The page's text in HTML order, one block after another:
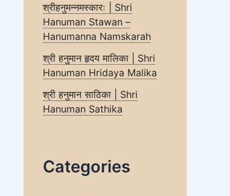
श्रीहनुमन्नमस्कारः | Shri
Hanuman Stawan –
Hanumanna Namskarah
श्री हनुमान हृदय मालिका | Shri
Hanuman Hridaya Malika
श्री हनुमान साठिका | Shri
Hanuman Sathika
Categories